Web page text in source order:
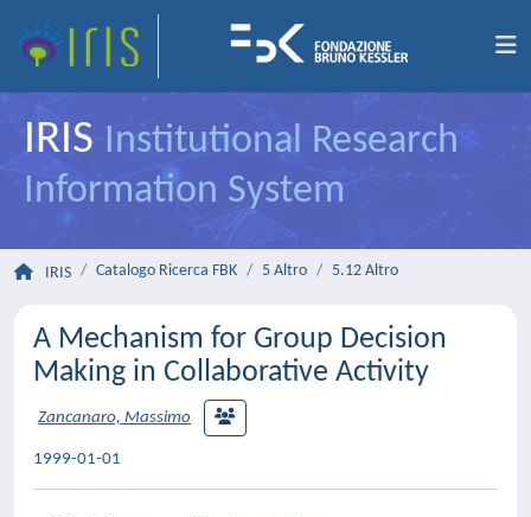
IRIS Institutional Research
Information System
IRIS Catalogo Ricerca FBK 5 Altro 5.12 Altro
A Mechanism for Group Decision
Making in Collaborative Activity
Zancanaro, Massimo
1999-01-01